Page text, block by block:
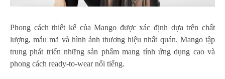
Phong cách thiết kế của Mango được xác định dựa trên chất
lượng, mẫu mã và hình ảnh thương hiệu nhất quán. Mango tập
trung phát triển những sản phẩm mang tính ứng dụng cao và
phong cách ready-to-wear nổi tiếng.